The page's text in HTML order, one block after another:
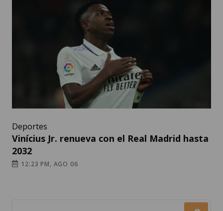
Deportes
Vinícius Jr. renueva con el Real Madrid hasta
2032
12:23 PM, AGO 06